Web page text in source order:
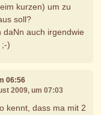
kurzen) um zu
soll?
daNn auch irgendwie
;-)
06:56
2009, um 07:03
kennt, dass ma mit 2